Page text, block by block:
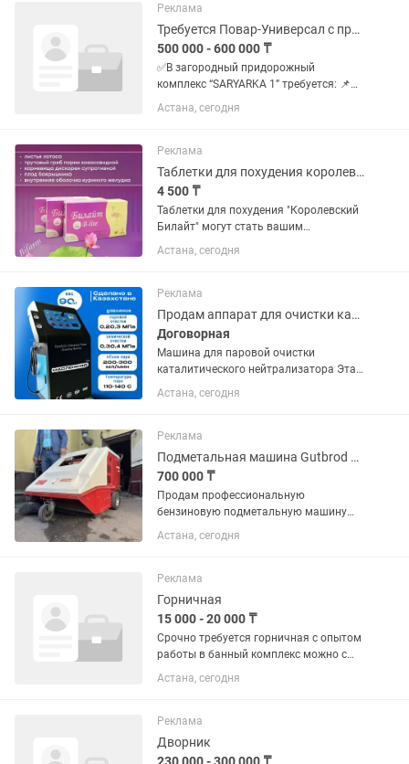
Заработная плата...
Реклама
Требуется Повар-Универсал с проживанием
500 000 - 600 000 ₸
✅В загородный придорожный
комплекс “SARYARKA 1” требуется: 📌
Повар-Универсал восточной кухни С
опытом работы 📆График работы
договорная Восточная и
национальный кухня,...
Астана, сегодня
Реклама
Таблетки для похудения королевский билайт
4 500 ₸
Таблетки для похудения "Королевский
Билайт" могут стать вашим
помощником в достижении желаемой
фигуры. Этот комплекс,
современного человека, направлен на
поддержку...
Астана, сегодня
Реклама
Продам аппарат для очистки каталитических нейтрализаторов
Договорная
Машина для паровой очистки
каталитического нейтрализатора Эта
паровая машина для очистки
подходит для очистки
нейтрализаторов, небольших DPF/SCR
транспортных средств,...
Астана, сегодня
Реклама
Подметальная машина Gutbrod B900, бензиновая, Германия
700 000 ₸
Продам профессиональную
бензиновую подметальную машину
Gutbrod B900 (Германия).
Предназначена для уборки асфальта,
помещений, парковок, дворов и других
территорий....
Астана, сегодня
Реклама
Горничная
15 000 - 20 000 ₸
Срочно требуется горничная с опытом
работы в банный комплекс можно с
проживанием Две бани, График 2/2
Возраст от 30-45 возраст. 16000 за
каждый понедельник. Без...
Астана, сегодня
Реклама
Дворник